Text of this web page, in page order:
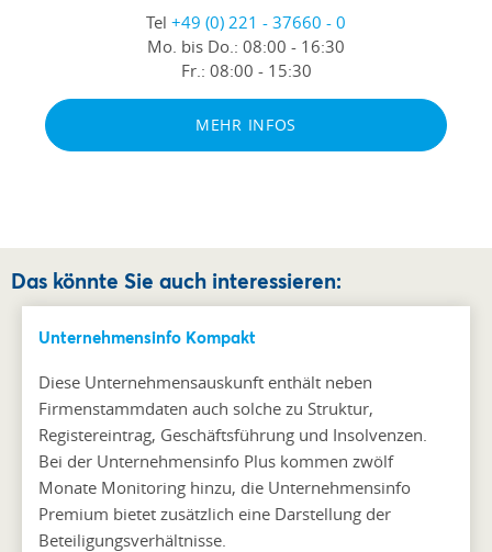
Tel +49 (0) 221 - 37660 - 0
Mo. bis Do.: 08:00 - 16:30
Fr.: 08:00 - 15:30
MEHR INFOS
Das könnte Sie auch interessieren:
Unternehmensinfo Kompakt
Diese Unternehmensauskunft enthält neben
Firmenstammdaten auch solche zu Struktur,
Registereintrag, Geschäftsführung und Insolvenzen.
Bei der Unternehmensinfo Plus kommen zwölf
Monate Monitoring hinzu, die Unternehmensinfo
Premium bietet zusätzlich eine Darstellung der
Beteiligungsverhältnisse.